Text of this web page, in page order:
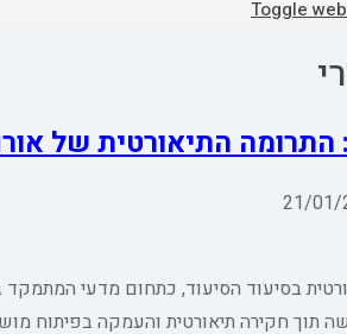
Toggle
התרומה התיאורטית של
21/01/
בסיעוד הסיעוד, כתחום מדעי
תוך חקירה תיאורטית והעמקה בפיתוח